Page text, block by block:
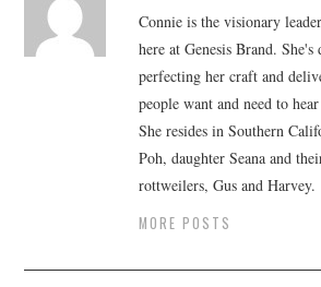
Connie is the visionary
here at Genesis Brand.
perfecting her craft and
people want and need to
She resides in Southern
Poh, daughter Seana and
rottweilers, Gus and Harvey.
MORE POSTS